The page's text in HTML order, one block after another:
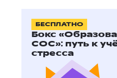
БЕСПЛАТНО
Бокс
СОС»: путь к
стресса
Что